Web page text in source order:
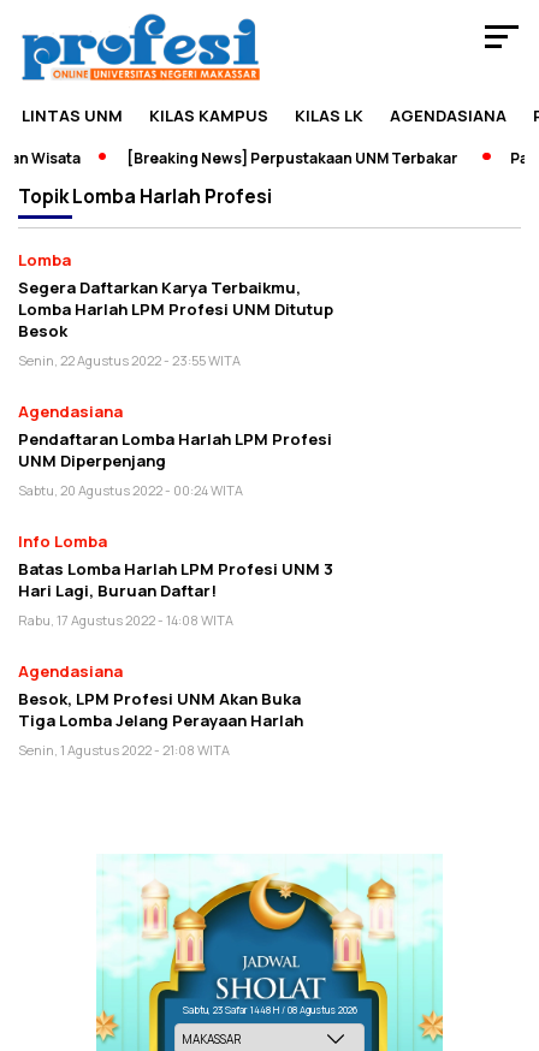
LINTAS UNM KILAS KAMPUS KILAS LK AGENDASIANA
Wisata [Breaking News] Perpustakaan UNM Terbakar
TopikLomba Harlah Profesi
Lomba
Segera Daftarkan Karya Terbaikmu,
Lomba Harlah LPM Profesi UNM Ditutup
Besok
Senin, 22 Agustus 2022 - 23:55 WITA
Agendasiana
Pendaftaran Lomba Harlah LPM Profesi
UNM Diperpenjang
Sabtu, 20 Agustus 2022 - 00:24 WITA
Info Lomba
Batas Lomba Harlah LPM Profesi UNM 3
Hari Lagi, Buruan Daftar!
Rabu, 17 Agustus 2022 - 14:08 WITA
Agendasiana
Besok, LPM Profesi UNM Akan Buka
Tiga Lomba Jelang Perayaan Harlah
Senin, 1 Agustus 2022 - 21:08 WITA
Sabtu, 23 Safar 1448 H / 08 Agustus 2026